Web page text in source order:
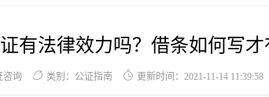
有法律效力吗？借条如何写才
咨询 类别：公证指南 更新时间：2021-11-14 11:39:58